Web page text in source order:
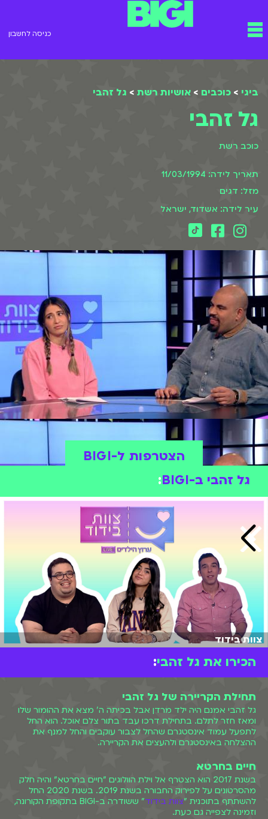
תפריט כניסה לחשבון
ביגי > כוכבים > אושיות רשת > גל זהבי
גל זהבי
כוכב רשת
תאריך לידה: 11/03/1994
מזל: דגים
עיר לידה: אשדוד, ישראל
הצטרפות ל-BIGI
גל זהבי ב-BIGI
:
צוות בידוד
הכירו את גל זהבי:
תחילת הקריירה של גל זהבי
גל זהבי אמנם היה ילד מרדן אבל בכיתה ה' מצא את ההומור שלו
ומאז חזר לתלם. בתחילת דרכו עבד בתור צלם אוכל. הוא החל
לתפעל עמוד אינסטגרם שהחל לצבור עוקבים והחל למנף את
ההצלחה באינסטגרם ולהעצים את הקריירה.
חיים בחרטא
בשנת 2017 הוא הצטרף אל וילת הוולוגים "חיים בחרטא" והיה חלק
מהסרטונים על לפירוק החבורה בשנת 2019. בשנת 2020 החל
להשתתף בתוכנית "צוות בידוד
" ששודרה ב-BIGI בתקופת הקורונה,
וזמינה לצפייה גם כעת.